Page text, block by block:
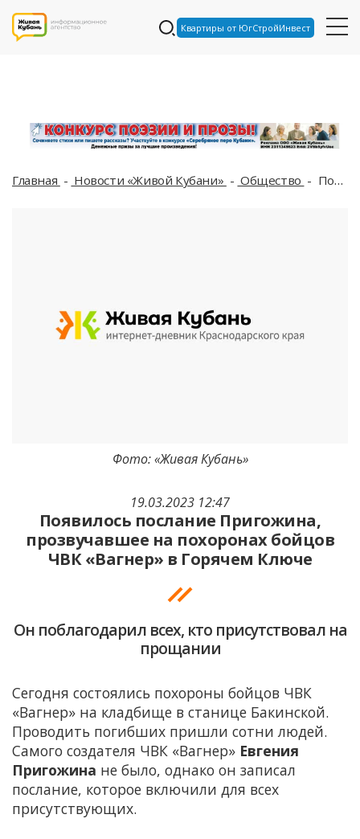
Квартиры от ЮгСтройИнвест
Главная Новости «Живой Кубани» Общество Появилось послание Пригожина, прозвучавшее на похоронах бойцов ЧВК «Вагнер» в Горячем Ключе
19.03.2023 12:47
Появилось послание Пригожина,
прозвучавшее на похоронах бойцов
ЧВК «Вагнер» в Горячем Ключе
Он поблагодарил всех, кто присутствовал на
прощании
Фото: «Живая Кубань»
Сегодня состоялись похороны бойцов ЧВК
«Вагнер» на кладбище в станице Бакинской.
Проводить погибших пришли сотни людей.
Самого создателя ЧВК «Вагнер» Евгения
Пригожина не было, однако он записал
послание, которое включили для всех
присутствующих.